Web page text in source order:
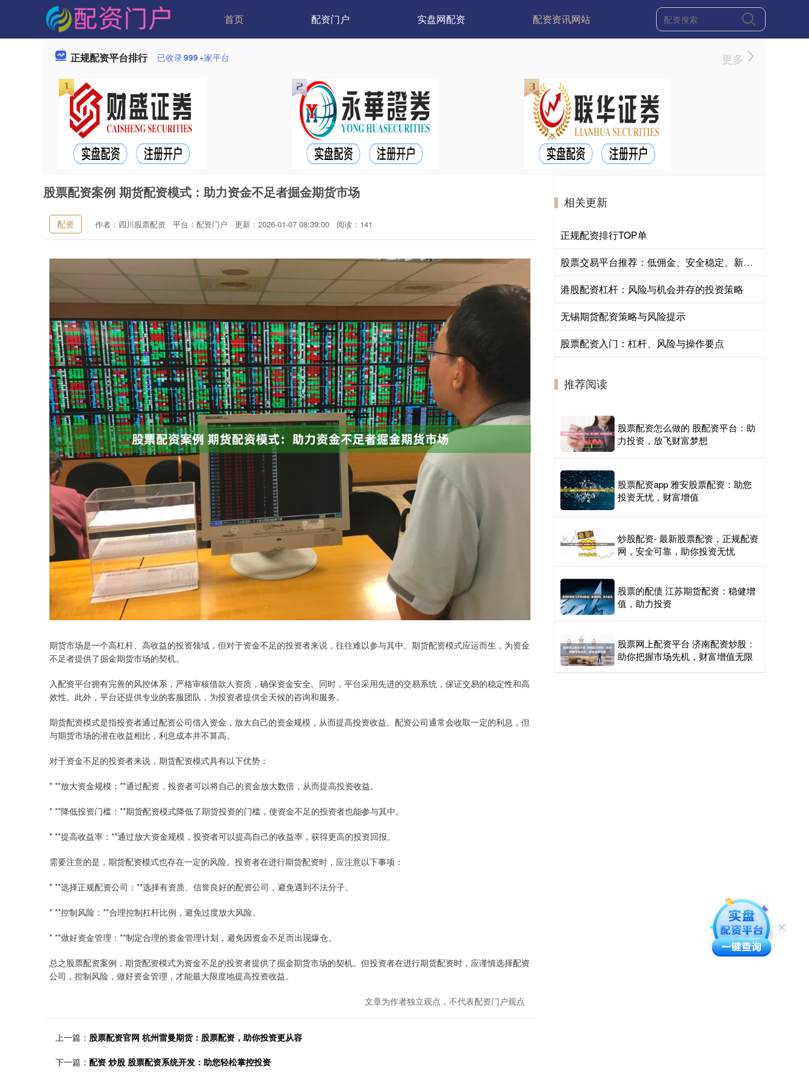
首页 配资门户 实盘网配资 配资资讯网站
正规配资平台排行 已收录999+家平台 更多
股票配资案例 期货配资模式：助力资金不足者掘金期货市场
配资 作者：四川股票配资 平台：配资门户 更新：2026-01-07 08:39:00 阅读：141
期货市场是一个高杠杆、高收益的投资领域，但对于资金不足的投资者来说，往往难以参与其中。期货配资模式应运而生，为资金
不足者提供了掘金期货市场的契机。
入配资平台拥有完善的风控体系，严格审核借款人资质，确保资金安全。同时，平台采用先进的交易系统，保证交易的稳定性和高
效性。此外，平台还提供专业的客服团队，为投资者提供全天候的咨询和服务。
期货配资模式是指投资者通过配资公司借入资金，放大自己的资金规模，从而提高投资收益。配资公司通常会收取一定的利息，但
与期货市场的潜在收益相比，利息成本并不算高。
对于资金不足的投资者来说，期货配资模式具有以下优势：
* **放大资金规模：**通过配资，投资者可以将自己的资金放大数倍，从而提高投资收益。
* **降低投资门槛：**期货配资模式降低了期货投资的门槛，使资金不足的投资者也能参与其中。
* **提高收益率：**通过放大资金规模，投资者可以提高自己的收益率，获得更高的投资回报。
需要注意的是，期货配资模式也存在一定的风险。投资者在进行期货配资时，应注意以下事项：
* **选择正规配资公司：**选择有资质、信誉良好的配资公司，避免遇到不法分子。
* **控制风险：**合理控制杠杆比例，避免过度放大风险。
* **做好资金管理：**制定合理的资金管理计划，避免因资金不足而出现爆仓。
总之股票配资案例，期货配资模式为资金不足的投资者提供了掘金期货市场的契机。但投资者在进行期货配资时，应谨慎选择配资
公司，控制风险，做好资金管理，才能最大限度地提高投资收益。
文章为作者独立观点，不代表配资门户观点
上一篇： 股票配资官网 杭州雷曼期货：股票配资，助你投资更从容
下一篇： 配资 炒股 股票配资系统开发：助您轻松掌控投资
相关更新
正规配资排行TOP单
股票交易平台推荐：低佣金、安全稳定、新手友好
港股配资杠杆：风险与机会并存的投资策略
无锡期货配资策略与风险提示
股票配资入门：杠杆、风险与操作要点
推荐阅读
股票配资怎么做的 股配资平台：助
力投资，放飞财富梦想
股票配资app 雅安股票配资：助您
投资无忧，财富增值
炒股配资- 最新股票配资，正规配资
网，安全可靠，助你投资无忧
股票的配债 江苏期货配资：稳健增
值，助力投资
股票网上配资平台 济南配资炒股：
助你把握市场先机，财富增值无限